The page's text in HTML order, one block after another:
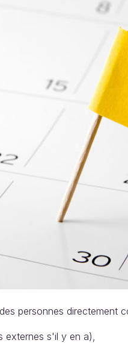
personnes directement
externes s'il y en a),